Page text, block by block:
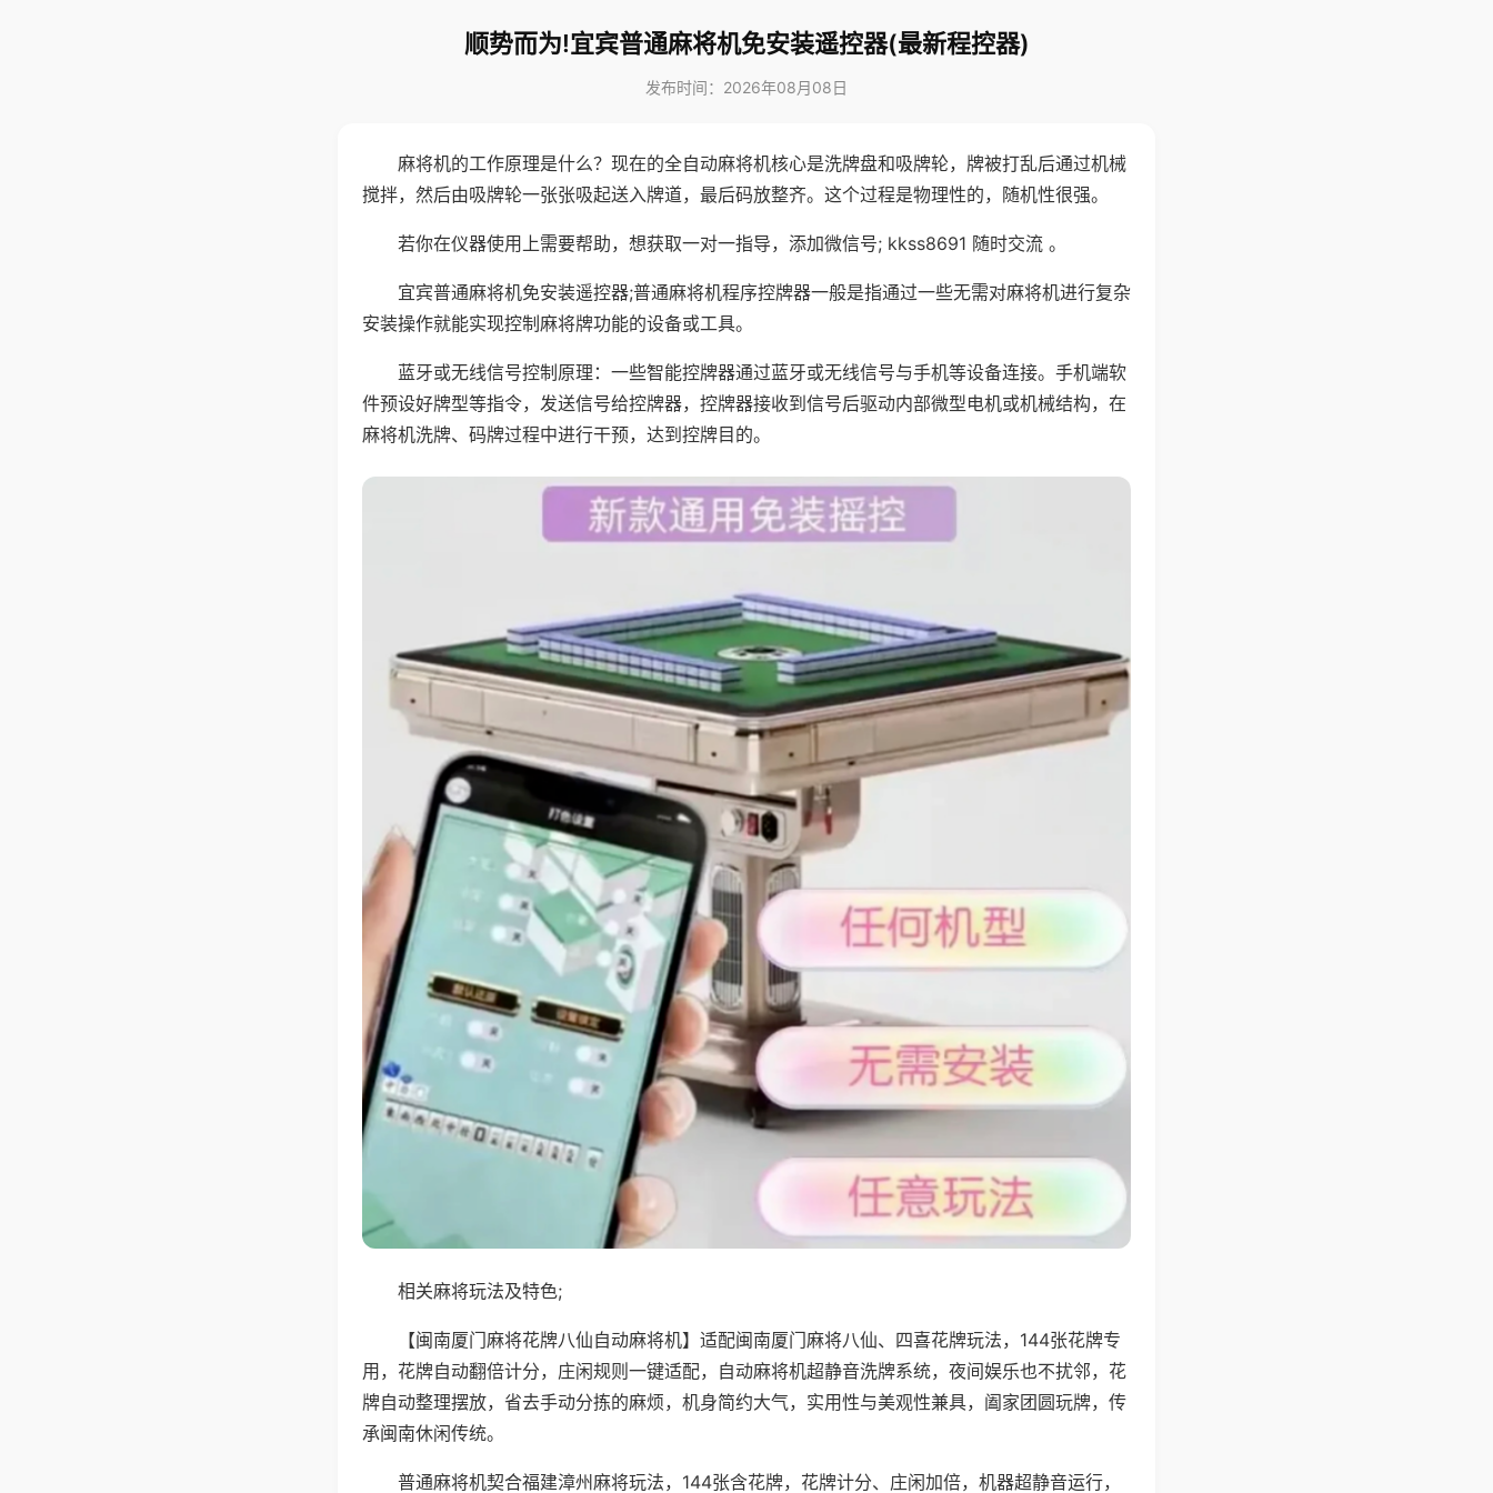
顺势而为!宜宾普通麻将机免安装遥控器(最新程控器)
发布时间：2026年08月08日
麻将机的工作原理是什么？现在的全自动麻将机核心是洗牌盘和吸牌轮，牌被打乱后通过机械
搅拌，然后由吸牌轮一张张吸起送入牌道，最后码放整齐。这个过程是物理性的，随机性很强。
若你在仪器使用上需要帮助，想获取一对一指导，添加微信号; kkss8691 随时交流 。
宜宾普通麻将机免安装遥控器;普通麻将机程序控牌器一般是指通过一些无需对麻将机进行复杂
安装操作就能实现控制麻将牌功能的设备或工具。
蓝牙或无线信号控制原理：一些智能控牌器通过蓝牙或无线信号与手机等设备连接。手机端软
件预设好牌型等指令，发送信号给控牌器，控牌器接收到信号后驱动内部微型电机或机械结构，在
麻将机洗牌、码牌过程中进行干预，达到控牌目的。
相关麻将玩法及特色;
【闽南厦门麻将花牌八仙自动麻将机】适配闽南厦门麻将八仙、四喜花牌玩法，144张花牌专
用，花牌自动翻倍计分，庄闲规则一键适配，自动麻将机超静音洗牌系统，夜间娱乐也不扰邻，花
牌自动整理摆放，省去手动分拣的麻烦，机身简约大气，实用性与美观性兼具，阖家团圆玩牌，传
承闽南休闲传统。
普通麻将机契合福建漳州麻将玩法，144张含花牌，花牌计分、庄闲加倍，机器超静音运行，